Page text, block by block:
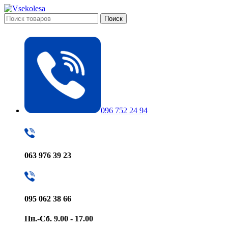
Поиск
096 752 24 94
063 976 39 23
095 062 38 66
Пн.-Сб. 9.00 - 17.00